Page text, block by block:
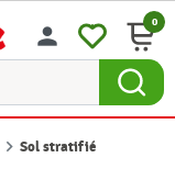
person 0
Sol stratifié